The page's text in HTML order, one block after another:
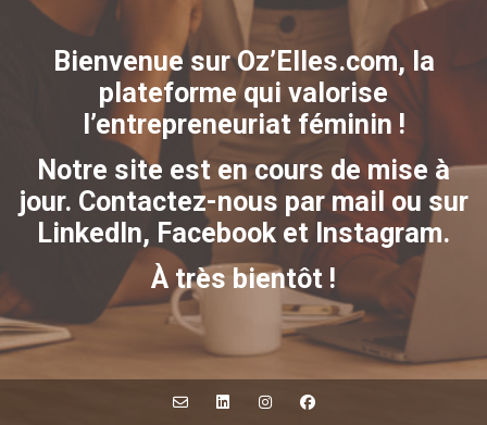
Bienvenue sur Oz’Elles.com, la
plateforme qui valorise
l’entrepreneuriat féminin !
Notre site est en cours de mise à
jour. Contactez-nous par mail ou sur
LinkedIn, Facebook et Instagram.
À très bientôt !